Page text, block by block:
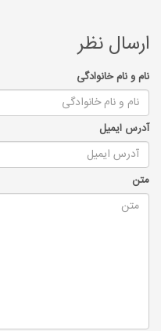
ارسال نظر
نام و نام خانوادگی
آدرس ایمیل
متن